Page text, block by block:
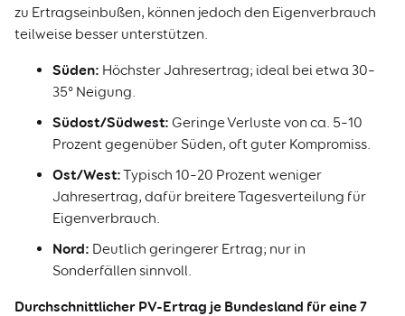
zu Ertragseinbußen, können jedoch den Eigenverbrauch
teilweise besser unterstützen.
Süden: Höchster Jahresertrag; ideal bei etwa 30–
35° Neigung.
Südost/Südwest: Geringe Verluste von ca. 5–10
Prozent gegenüber Süden, oft guter Kompromiss.
Ost/West:Typisch 10–20 Prozent weniger
Jahresertrag, dafür breitere Tagesverteilung für
Eigenverbrauch.
Nord: Deutlich geringerer Ertrag; nur in
Sonderfällen sinnvoll.
Durchschnittlicher PV-Ertrag je Bundesland für eine 7